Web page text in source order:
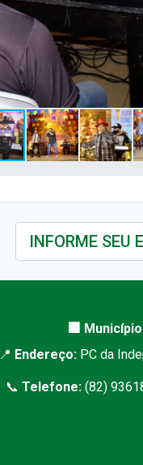
🏢
📍 Endereço: PC da
📞 Telefone:(82)